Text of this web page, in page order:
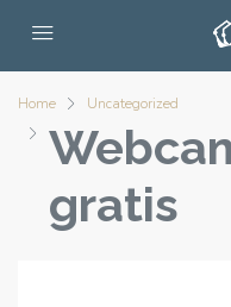
Home Uncategorized
gratis